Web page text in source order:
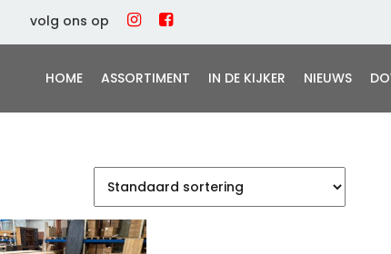
volg ons op
HOME ASSORTIMENT IN DE KIJKER NIEUWS